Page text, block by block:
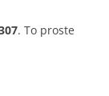
. To proste